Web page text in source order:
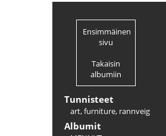
Ensimmäinen
sivu
Takaisin
albumiin
Tunnisteet
art,furniture, rannveig
Albumit